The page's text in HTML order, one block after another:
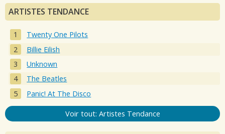
ARTISTES TENDANCE
Twenty One Pilots
Billie Eilish
Unknown
The Beatles
Panic! At The Disco
Voir tout: Artistes Tendance